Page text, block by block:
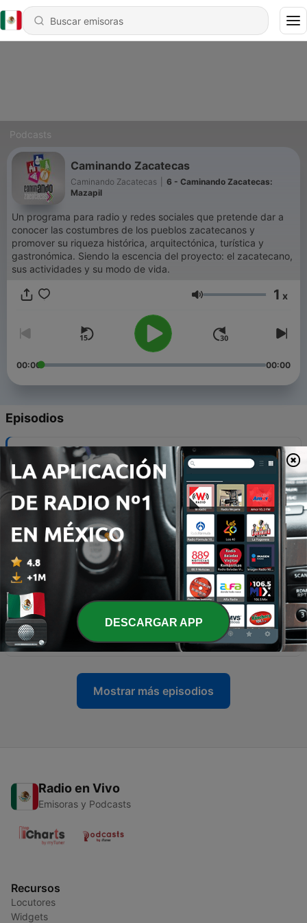
Podcasts
Caminando Zacatecas
Caminando Zacatecas
6 - Caminando Zacatecas:
Mazapil
Un programa para radio y redes sociales que pretende dar a
conocer las costumbres de los pueblos zacatecanos y
promover su riqueza histórica, arquitectónica, turística y
gastronómica. Siendo la escencia del proyecto: el zacatecano,
sus actividades y su modo de vida.
Volumen 1 x
00:00 00:00
Episodios
- Caminando Zacatecas: Mazapil
04 mar. 2015
5 - Caminando Zacatecas: Chalchihuites
01 feb. 2015
4 - Caminando Zacatecas: Villa García
01 feb. 2015
3 - Caminando Zacatecas: Tabasco.
01 feb. 2015
2 - Caminando Zacatecas: El Plateado
21 ene. 2015
Mostrar más episodios
Radio en Vivo
Emisoras y Podcasts
Recursos
Locutores
Widgets
DESCARGAR APP